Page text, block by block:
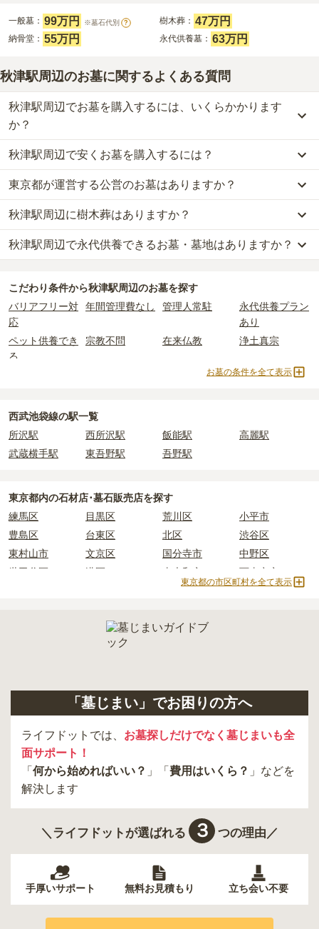
一般墓： 99万円 ※墓石代別 ? 樹木葬： 47万円
納骨堂： 55万円 永代供養墓： 63万円
秋津駅周辺のお墓に関するよくある質問
秋津駅周辺でお墓を購入するには、いくらかかります
か？
秋津駅周辺での購入費用の目安は、一般墓が約265万円、樹木葬が
約47万円、納骨堂が約55万円、永代供養墓が約63万円です。
一般墓を建てる場合は、「永代使用料（土地代）」と「墓石代」の
2つが主な費用となります。
秋津駅周辺の一般墓の永代使用料の平均は
東京
材によって変わります。
使用料のみかかります。
なお、お墓によっては以下の費用が別途かかる場合があります。
・
：お墓を新しく建てた際に行う儀式のための費
用。僧侶に渡すお布施がかかります。
・
正確な費用は、区画や石材の選び方によって大きく変わるため、見
積もりを取るまで確定しません。
現地への見学が難しい場合は、資料請求でも各霊園の詳しい料金案
内を取り寄せることができます。
秋津駅周辺で安くお墓を購入するには？
秋津駅周辺で一番安価なお墓は、サニープレイス所沢 永代供養墓・
樹木葬の永代供養墓で、10万円からお求めいただけます。
一般的に最も費用を抑えられるのは、他の方のご遺骨と一緒に埋葬
する「合祀墓（ごうしぼ）」と呼ばれるタイプです。個別のお墓に
比べて省スペースで管理の手間がかからないため、費用が安く設定
価格の目安は、1名あたり5万円〜30万円程度です。
秋津駅周辺で安価なお墓を探したい場合は、価格の安い順で並び替
えてお墓を探すのがおすすめです。
東京都が運営する公営のお墓はありますか？
秋津駅周辺には、公営の霊園の掲載がありません。
一方で、東京都内には、県または市区町村が運営する公営の霊園が
16件あります。
れているケースがほとんどです。
主な条件として、遺骨がすでにある、該当の市区町村に一定年数以
上住んでいるなどが挙げられます。
条件を満たさない場合は、申し込み自体ができないことも多いた
め、事前の確認が重要です。
契約条件の詳細は、各霊園のページをご確認いただくか、資料請求
秋津駅周辺に樹木葬はありますか？
秋津駅周辺には、樹木葬の掲載がありません。
自然葬をお考えの場合は、海洋散骨もご検討ください。
秋津駅周辺で永代供養できるお墓・墓地はありますか？
詳しくは、秋津駅周辺の永代供養の一覧をご覧ください。
こだわり条件から秋津駅周辺のお墓を探す
バリアフリー対
応
年間管理費なし 管理人常駐
永代供養プラン
あり
ペット供養でき
る
宗教不問 在来仏教 浄土真宗
永代供養墓
3人用区画あり
お墓の条件を全て表示
西武池袋線の駅一覧
所沢駅
西所沢駅 飯能駅
高麗駅
武蔵横手駅
東吾野駅 吾野駅
東京都内の石材店･墓石販売店を探す
練馬区
目黒区 荒川区
小平市
豊島区
台東区 北区
渋谷区
東村山市
文京区 国分寺市
中野区
世田谷区
港区 東大和市
西東京市
町田市 府中市
昭島市
葛飾区 墨田区
杉並区
東京都の市区町村を全て表示
「墓じまい」でお困りの方へ
ライフドットでは、 お墓探しだけでなく墓じまいも全
面サポート！
「 何から始めればいい？ 」「 費用はいくら？ 」などを
解決します
＼ライフドットが選ばれる ３ つの理由／
手厚いサポート 無料お見積もり 立ち会い不要